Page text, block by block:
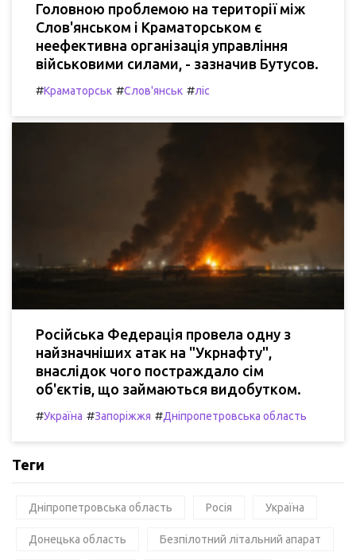
Головною проблемою на території між
Слов'янськом і Краматорськом є
неефективна організація управління
військовими силами, - зазначив Бутусов.
#Краматорськ #Слов'янськ #ліс
Російська Федерація провела одну з
найзначніших атак на "Укрнафту",
внаслідок чого постраждало сім
об'єктів, що займаються видобутком.
#Україна #Запоріжжя #Дніпропетровська область
Теги
Дніпропетровська область Росія Україна
Донецька область Безпілотний літальний апарат